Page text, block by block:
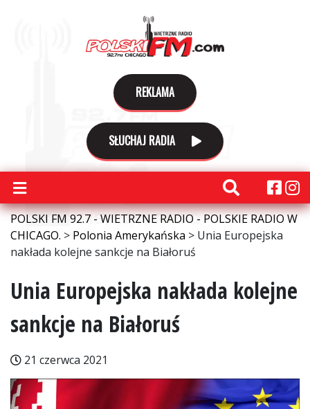
REKLAMA
SŁUCHAJ RADIA
POLSKI FM 92.7 - WIETRZNE RADIO - POLSKIE RADIO W
CHICAGO. > Polonia Amerykańska > Unia Europejska
nakłada kolejne sankcje na Białoruś
Unia Europejska nakłada kolejne
sankcje na Białoruś
21 czerwca 2021